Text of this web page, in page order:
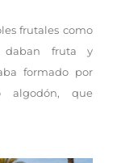
frutales como
daban fruta y
formado por
algodón, que